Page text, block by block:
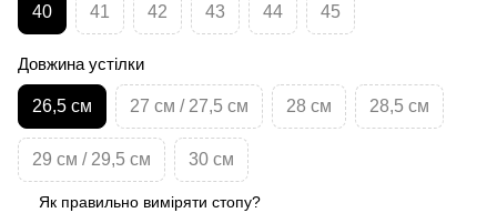
40 41 42 43 44 45
Довжина устілки
26,5 см 27 см / 27,5 см 28 см 28,5 см
29 см / 29,5 см 30 см
Як правильно виміряти стопу?